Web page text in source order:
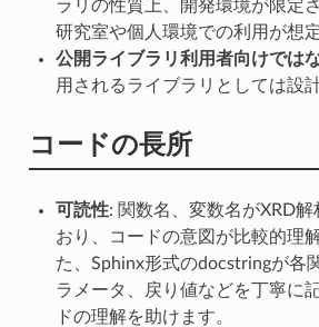
ラリの性質上、開発環境が限定
研究室や個人環境での利用が想
公開ライブラリ利用者向けでは
用されるライブラリとしては設
コードの長所
可読性: 関数名、変数名がXRD
おり、コードの意図が比較的理
た、Sphinx形式のdocstringが各
ラメータ、戻り値などを丁寧に
ドの理解を助けます。